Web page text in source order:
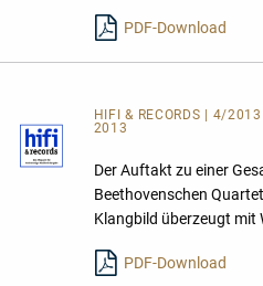
PDF-Download
HIFI & RECORDS | 4/
2013
Der Auftakt zu einer
Beethovenschen
Klangbild überzeugt mit
PDF-Download